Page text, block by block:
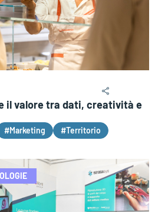
il valore tra dati, creatività e
#Marketing #Territorio